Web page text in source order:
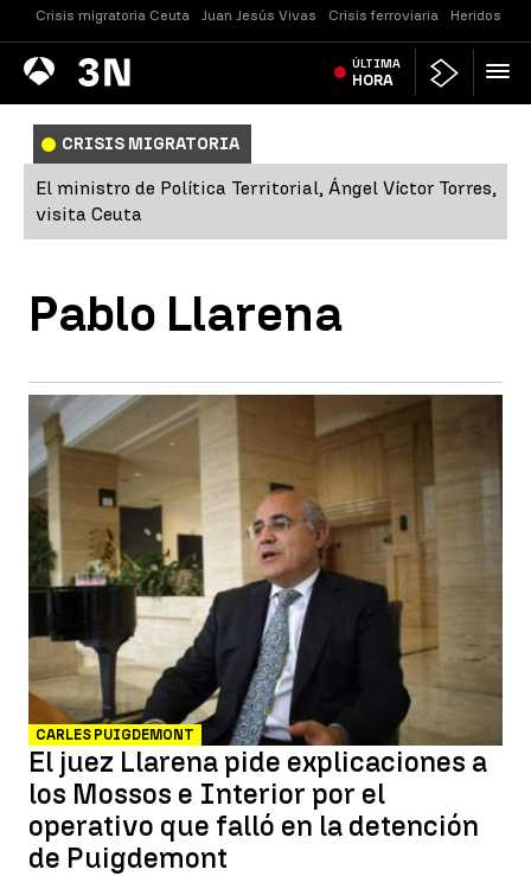
Crisis migratoria Ceuta Juan Jesús Vivas Crisis ferroviaria Heridos
Antena
3 Noticias ÚLTIMA
HORA
CRISIS MIGRATORIA
El ministro de Política Territorial, Ángel Víctor Torres,
visita Ceuta
Pablo Llarena
CARLES PUIGDEMONT
El juez Llarena pide explicaciones a
los Mossos e Interior por el
operativo que falló en la detención
de Puigdemont